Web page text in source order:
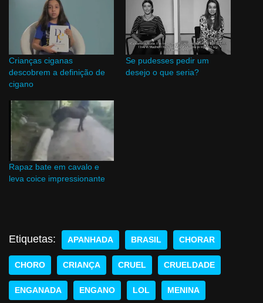
Crianças ciganas
descobrem a definição de
cigano
Se pudesses pedir um
desejo o que seria?
Rapaz bate em cavalo e
leva coice impressionante
Etiquetas: APANHADA BRASIL CHORAR
CHORO CRIANÇA CRUEL CRUELDADE
ENGANADA ENGANO LOL MENINA